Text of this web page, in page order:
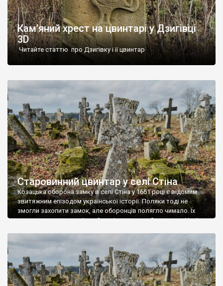
Кам’яний хрест на цвинтарі у Дзигівці
3D
Читайте статтю про Дзигівку і її цвинтар
Старовинний цвинтар у селі Стіна
Козацька оборона замку в селі Стіна у 1651 році є відомим
звитяжним епізодом української історії. Поляки тоді не
змогли захопити замок, але оборонців полягло чимало. Їх
поховали на цвинтарі, який тоді називався Замковим. Нині на
ньому чимало хрестів 19 століття, є такі, де епітафії стер […]